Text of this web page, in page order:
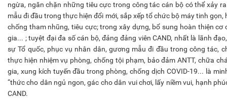
ngừa, ngăn chặn những tiêu cực trong công tác cán bộ có thể xảy
mẫu đi đầu trong thực hiện đổi mới, sắp xếp tổ chức bộ máy tinh
chống tham nhũng, tiêu cực; trong xây dựng, bổ sung hoàn thiện
gia... ; tuyệt đại đa số cán bộ, đảng đảng viên CAND, nhất là lãnh
sự Tổ quốc, phục vụ nhân dân, gương mẫu đi đầu trong công tác,
thực hiện nhiệm vụ phòng, chống tội phạm, bảo đảm ANTT, chữa
gia, xung kích tuyến đầu trong phòng, chống dịch COVID-19... là
“thức cho dân ngủ ngon, gác cho dân vui chơi, lấy niềm vui, hạnh
CAND.